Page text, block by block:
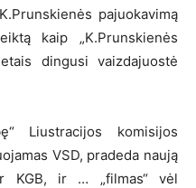
pajuokavimą
kaip „K.Prunskienės
dingusi vaizdajuostė
Liustracijos komisijos
VSD, pradeda naują
KGB, ir … „filmas“ vėl